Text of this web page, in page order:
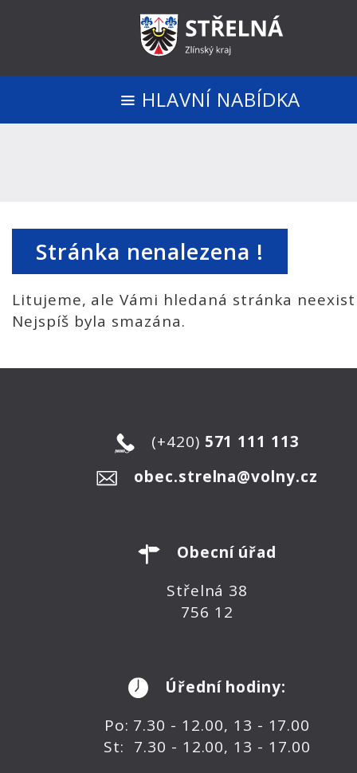
HLAVNÍ NABÍDKA
Stránka nenalezena !
Litujeme, ale Vámi hledaná stránka
Nejspíš byla smazána.
(+420) 571 111 113
obec.strelna@volny.cz
Obecní úřad
Střelná 38
756 12
Úřední hodiny:
Po: 7.30 - 12.00, 13 - 17.00
St: 7.30 - 12.00, 13 - 17.00